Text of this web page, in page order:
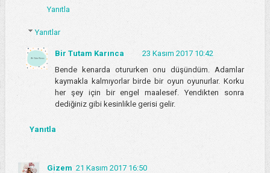
Yanıtla
Yanıtlar
Bir Tutam Karınca
23 Kasım 2017 10:42
Bende kenarda otururken onu düşündüm. Adamlar
kaymakla kalmıyorlar birde bir oyun oyunurlar. Korku
her şey için bir engel maalesef. Yendikten sonra
dediğiniz gibi kesinlikle gerisi gelir.
Yanıtla
Gizem 21 Kasım 2017 16:50